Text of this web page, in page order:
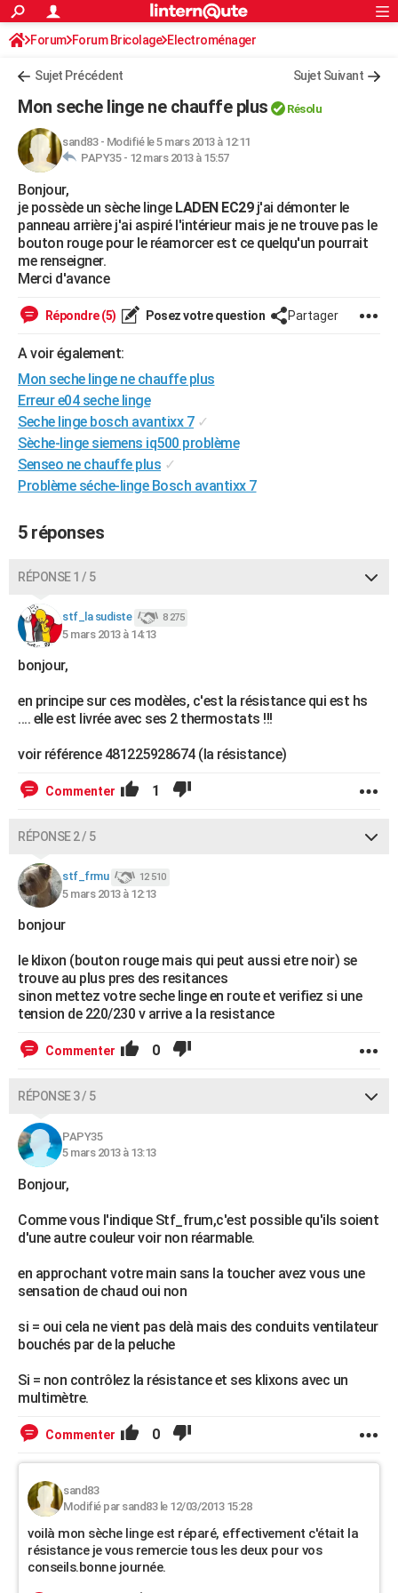
ACTUALITÉS
Politique
Société
Faits Divers
Education
Monde
Villes
+
FINANCE
Retraite
Impôts
Epargne
Immobilier
Risques naturels par ville
Banque
Assurance
Crédit
AUTO
Essais
Réserver un essai
Citadines
Berlines
SUV
Forum auto
+HIGH-TECH
Mobiles
Meilleur smartphone
Internet
Ordinateurs
Jeux vidéo
Guide high-tech
+BRICOLAGE
Forum
Aménagement intérieur
Extérieur
Cuisine
Salle de bains
Jardinage
Rangement
WEEK-END
Guides de France
Escapades
Patrimoine
Expositions
Musées
Week-end nature
LIFESTYLE
SANTE
Alimentation
Guide de la santé
Maladies
Médicaments
Sommeil
VOYAGE
Destinations
City break
Voyage nature
Voyage de noces
Forum
Climat
+PHOTO
GUIDES D'ACHAT
BONS PLANS
CARTE DE VOEUX
COPAINS D'AVANT
S'inscrire
Se connecter
Lycées
Collèges
Primaires
Universités
Entreprises
Service militaire
Avis de recherche
AVIS DE DÉCÈS
FORUM
S'inscrire
Connexion
Forum Forum Bricolage Electroménager
Sujet Précédent Sujet Suivant
Mon seche linge ne chauffe plus Résolu
sand83- Modifié le 5 mars 2013 à 12:11
PAPY35 - 12 mars 2013 à 15:57
Bonjour,
je possède un sèche lingeLADEN EC29j'ai démonter le
panneau arrière j'ai aspiré l'intérieur mais je ne trouve pas le
bouton rouge pour le réamorcer est ce quelqu'un pourrait
me renseigner.
Merci d'avance
Répondre (5) Posez votre question Partager
A voir également:
Mon seche linge ne chauffe plus
Erreur e04 seche linge
Seche linge bosch avantixx 7 ✓
Sèche-linge siemens iq500 problème
Senseo ne chauffe plus ✓
Problème séche-linge Bosch avantixx 7
5 réponses
RÉPONSE 1 / 5
stf_la sudiste 8 275
5 mars 2013 à 14:13
bonjour,
en principe sur ces modèles, c'est la résistance qui est hs
.... elle est livrée avec ses 2 thermostats !!!
voir référence 481225928674 (la résistance)
Commenter 1
RÉPONSE 2 / 5
stf_frmu 12 510
5 mars 2013 à 12:13
bonjour
le klixon (bouton rouge mais qui peut aussi etre noir) se
trouve au plus pres des resitances
sinon mettez votre seche linge en route et verifiez si une
tension de 220/230 v arrive a la resistance
Commenter 0
RÉPONSE 3 / 5
PAPY35
5 mars 2013 à 13:13
Bonjour,
Comme vous l'indique Stf_frum,c'est possible qu'ils soient
d'une autre couleur voir non réarmable.
en approchant votre main sans la toucher avez vous une
sensation de chaud oui non
si = oui cela ne vient pas delà mais des conduits ventilateur
bouchés par de la peluche
Si = non contrôlez la résistance et ses klixons avec un
multimètre.
Commenter 0
sand83
Modifié par sand83 le 12/03/2013 15:28
voilà mon sèche linge est réparé, effectivement c'était la
résistance je vous remercie tous les deux pour vos
conseils.bonne journée.